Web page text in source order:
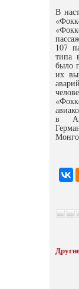
В
107
типа
было
их
в